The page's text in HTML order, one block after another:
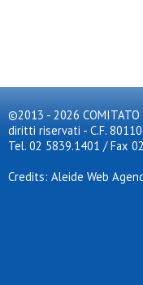
©2013 - 2026 COMITATO
diritti riservati - C.F.
Tel. 02 5839.1401 / Fax
Credits: Aleide Web